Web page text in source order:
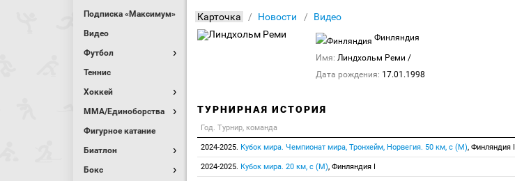
Подписка «Максимум»
Видео
Футбол
Теннис
Хоккей
MMA/Единоборства
Фигурное катание
Биатлон
Бокс
Карточка Новости Видео
Финляндия
Имя: Линдхольм Реми /
Дата рождения: 17.01.1998
ТУРНИРНАЯ ИСТОРИЯ
Год. Турнир, команда
2024-2025. Кубок мира. Чемпионат мира, Тронхейм, Норвегия. 50 км, с (М), Финляндия I
2024-2025. Кубок мира. 20 км, с (M), Финляндия I